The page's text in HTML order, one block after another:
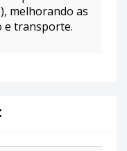
melhorando as
e transporte.